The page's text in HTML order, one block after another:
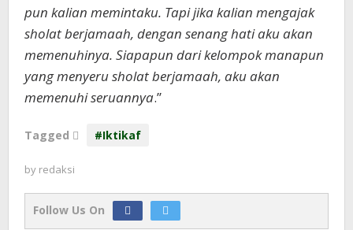
pun kalian memintaku. Tapi jika kalian mengajak
sholat berjamaah, dengan senang hati aku akan
memenuhinya. Siapapun dari kelompok manapun
yang menyeru sholat berjamaah, aku akan
memenuhi seruannya.’’
Tagged #Iktikaf
by redaksi
Follow Us On